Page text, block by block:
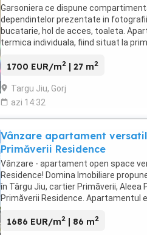
Garsoniera ce dispune
dependintelor prezentate in
bucatarie, hol de acces, toaleta.
termica individuala, fiind situat la
1700 EUR/m2 | 27 m2
Targu Jiu, Gorj
azi 14:32
Vânzare apartament
Primăverii Residence
Vânzare - apartament open space
Residence! Domina Imobiliare
în Târgu Jiu, cartier Primăverii, Aleea
Primăverii Residence. Apartamentul
1686 EUR/m2 | 86 m2